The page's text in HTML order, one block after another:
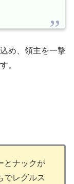
め、領主を一撃
。
とナックが
でレグルス